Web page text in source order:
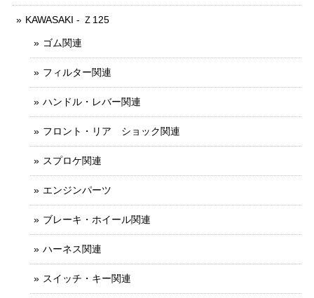
KAWASAKI - Ｚ125
ゴム関連
フィルター関連
ハンドル・レバー関連
フロント・リア ショック関連
スプロケ関連
エンジンパーツ
ブレーキ・ホイール関連
ハーネス関連
スイッチ・キー関連